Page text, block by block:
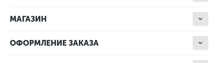
МАГАЗИН
ОФОРМЛЕНИЕ ЗАКАЗА